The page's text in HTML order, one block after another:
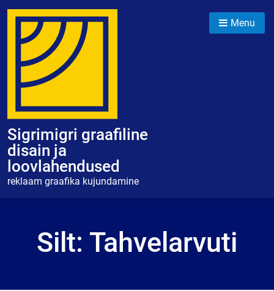
Skip
content
Sigrimigri graafiline
disain ja
loovlahendused
reklaam graafika kujundamine
Menu
Silt: Tahvelarvuti